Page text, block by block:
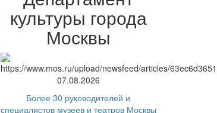
культуры города
Москвы
07.08.2026
Более 30 руководителей и
специалистов музеев и театров Москвы